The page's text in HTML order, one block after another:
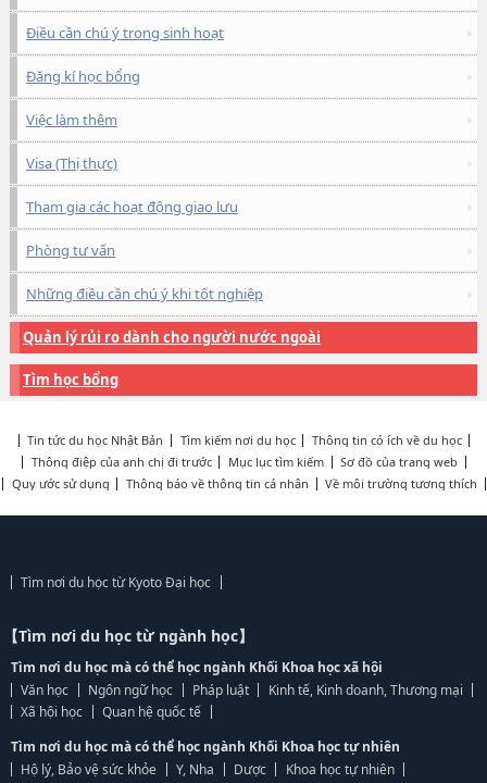
Điều cần chú ý trong sinh hoạt
Đăng kí học bổng
Việc làm thêm
Visa (Thị thực)
Tham gia các hoạt động giao lưu
Phòng tư vấn
Những điều cần chú ý khi tốt nghiệp
Quản lý rủi ro dành cho người nước ngoài
Tìm học bổng
Tin tức du học Nhật Bản Tìm kiếm nơi du học
Thông tin có ích về du học
Thông điệp của anh chị đi trước
Mục lục tìm kiếm
Sơ đồ của trang web
Quy ước sử dụng
Thông báo về thông tin cá nhân Về môi trường tương thích
Tìm nơi du học từ Kyoto Đại học
【Tìm nơi du học từ ngành học】
Tìm nơi du học mà có thể học ngành Khối Khoa học xã hội
Văn học
Ngôn ngữ học Pháp luật
Kinh tế, Kinh doanh, Thương mại
Xã hội học
Quan hệ quốc tế
Tìm nơi du học mà có thể học ngành Khối Khoa học tự nhiên
Hộ lý, Bảo vệ sức khỏe
Y, Nha Dược
Khoa học tự nhiên